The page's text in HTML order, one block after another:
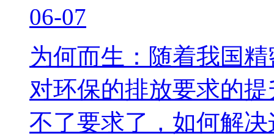
06-07
为何而生：随着我国
对环保的排放要求的
不了要求了，如何解